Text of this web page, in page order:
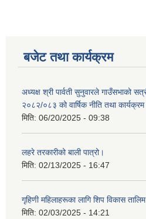
बजेट तथा कार्यक्रम
अध्यक्ष श्री पार्वती सुनुवारले गाउँसभाको
२०८२/०८३ को वार्षिक नीति तथा कार्यक्रम
मिति: 06/20/2025 - 09:38
लहरे तरकारीको बाली पात्रो।
मिति: 02/13/2025 - 16:47
गृहिणी महिलाहरूका लागि शिप विकास
मिति: 02/03/2025 - 14:21